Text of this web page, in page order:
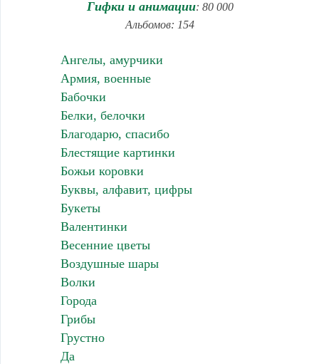
Гифки и анимации: 80 000
Альбомов: 154
Ангелы, амурчики
Армия, военные
Бабочки
Белки, белочки
Благодарю, спасибо
Блестящие картинки
Божьи коровки
Буквы, алфавит, цифры
Букеты
Валентинки
Весенние цветы
Воздушные шары
Волки
Города
Грибы
Грустно
Да